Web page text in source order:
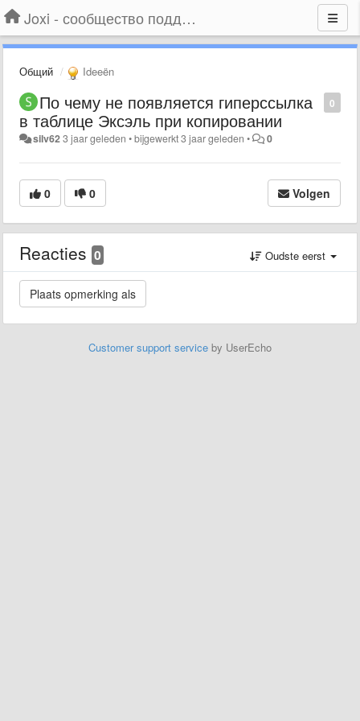
Joxi - сообщество поддержки
Общий Ideeën
0
По чему не появляется гиперссылка
в таблице Эксэль при копировании
silv623 jaar geleden •bijgewerkt3 jaar geleden • 0
0 0 Volgen
Reacties 0 Oudste eerst
Customer support service by UserEcho